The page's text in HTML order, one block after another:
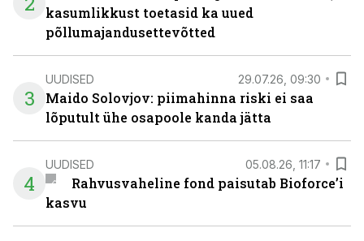
kasumlikkust toetasid ka uued
põllumajandusettevõtted
3
UUDISED 29.07.26, 09:30
Maido Solovjov: piimahinna riski ei saa
lõputult ühe osapoole kanda jätta
4
UUDISED 05.08.26, 11:17
Rahvusvaheline fond paisutab Bioforce’i
kasvu